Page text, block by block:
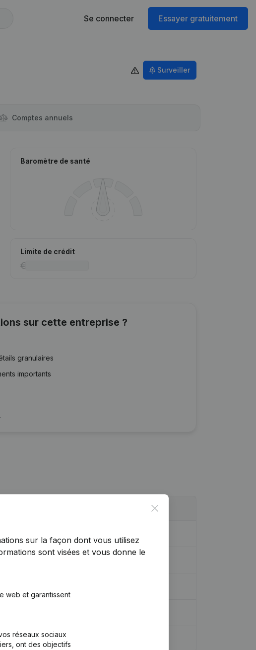
Se connecter Essayer gratuitement
Surveiller
Comptes annuels
Baromètre de santé
Limite de crédit
sur cette entreprise ?
granulaires
importants
…)
Close
sur la façon dont vous utilisez
sont visées et vous donne le
web et garantissent
réseaux sociaux
ont des objectifs